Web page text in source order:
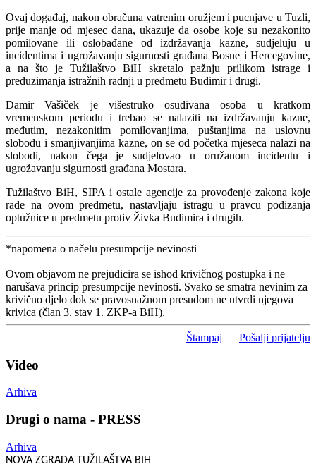
Ovaj događaj, nakon obračuna vatrenim oružjem i pucnjave u Tuzli,
prije manje od mjesec dana, ukazuje da osobe koje su nezakonito
pomilovane ili oslobađane od izdržavanja kazne, sudjeluju u
incidentima i ugrožavanju sigurnosti građana Bosne i Hercegovine,
a na što je Tužilaštvo BiH skretalo pažnju prilikom istrage i
preduzimanja istražnih radnji u predmetu Budimir i drugi.
Damir Vašiček je višestruko osuđivana osoba u kratkom
vremenskom periodu i trebao se nalaziti na izdržavanju kazne,
međutim, nezakonitim pomilovanjima, puštanjima na uslovnu
slobodu i smanjivanjima kazne, on se od početka mjeseca nalazi na
slobodi, nakon čega je sudjelovao u oružanom incidentu i
ugrožavanju sigurnosti građana Mostara.
Tužilaštvo BiH, SIPA i ostale agencije za provođenje zakona koje
rade na ovom predmetu, nastavljaju istragu u pravcu podizanja
optužnice u predmetu protiv Živka Budimira i drugih.
*napomena o načelu presumpcije nevinosti
Ovom objavom ne prejudicira se ishod krivičnog postupka i ne
narušava princip presumpcije nevinosti. Svako se smatra nevinim za
krivično djelo dok se pravosnažnom presudom ne utvrdi njegova
krivica (član 3. stav 1. ZKP-a BiH).
Štampaj Pošalji prijatelju
Video
Arhiva
Drugi o nama - PRESS
Arhiva
NOVA ZGRADA TUŽILAŠTVA BIH